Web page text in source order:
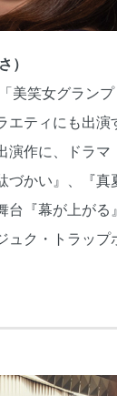
）
美笑女グラン
エティにも出演
演作に、ドラマ
づかい』、『真
台『幕が上がる
ク・トラップ